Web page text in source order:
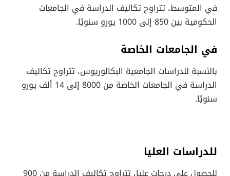
في المتوسط، تتراوح تكاليف الدراسة في الجامعات
الحكومية بين 850 إلى 1000 يورو سنويًا.
في الجامعات الخاصة
بالنسبة للدراسات الجامعية البكالوريوس، تتراوح تكاليف
الدراسة في الجامعات الخاصة من 8000 إلى 14 ألف يورو
سنويًا.
للدراسات العليا